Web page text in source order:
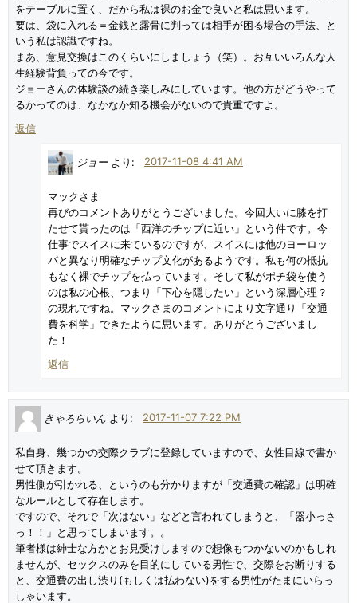
をテーブルに置く、だから私は裸のお金で良いと私は思います。
要は、袋に入れる＝金銭と露骨に判っては相手が困る場合の手法、と
いう私は認識ですね。
まあ、意見交換はこのくらいにしましょう（笑）。お互いいろんな人
生経験背負っての今です。
ジョーさんの体験談の続き楽しみにしています。他の方がどうやって
るかってのは、なかなか知る機会がないので貴重ですよ。
返信
ジョー より: 2017-11-08 4:41 AM
マックさま
再びのコメントありがとうございました。今回大いに膝を打
たせて貰ったのは「西洋のチップに近い」という件です。今
仕事でスイスに来ているのですが、スイスには他のヨーロッ
パと異なり明確なチップ文化があるようです。私も何の抵抗
もなく裸でチップを払っています。そして私がポチ袋を使う
のは私の心根、つまり「下心を隠したい」という深層心理？
の現れですね。マックさまのコメントにより文字通り「交通
費を科学」できたように思います。ありがとうございまし
た！
返信
きゃろらいん より: 2017-11-07 7:22 PM
私自身、幾つかの交際クラブに登録していますので、女性目線で書か
せて頂きます。
男性側が引かれる、というのも分かりますが「交通費の確認」は明確
なルールとして存在します。
ですので、それで「次はない」などと言われてしまうと、「器小っさ
っ！！」と思ってしまいます。。
筆者様は紳士な方かとお見受けしますので想像もつかないのかもしれ
ませんが、セックスのみを目的にしている男性で、交際をお断りする
と、交通費の出し渋り(もしくは払わない)をする男性がたまにいらっ
しゃいます。